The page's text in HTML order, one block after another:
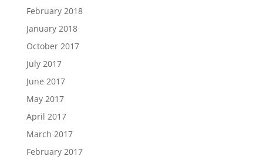
February 2018
January 2018
October 2017
July 2017
June 2017
May 2017
April 2017
March 2017
February 2017